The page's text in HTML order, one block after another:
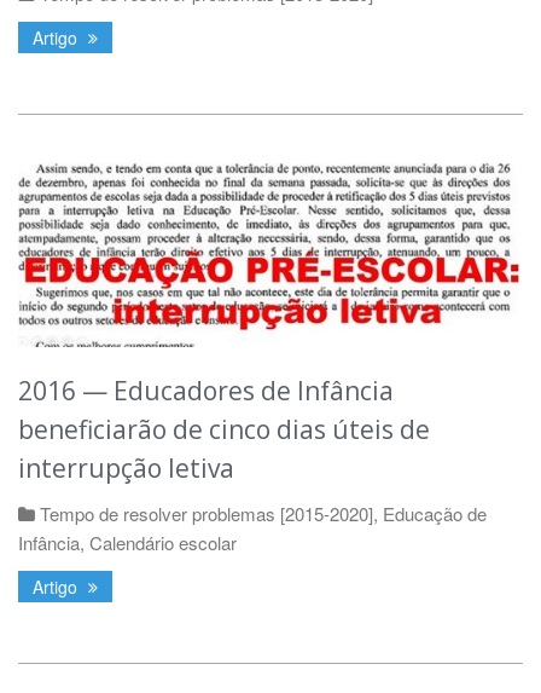
Artigo
2016 — Educadores de Infância
beneficiarão de cinco dias úteis de
interrupção letiva
Tempo de resolver problemas [2015-2020], Educação de
Infância, Calendário escolar
Artigo